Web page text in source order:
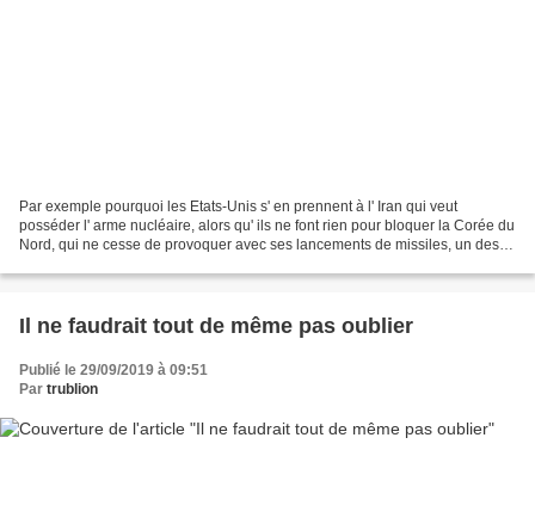
Par exemple pourquoi les Etats-Unis s' en prennent à l' Iran qui veut
posséder l' arme nucléaire, alors qu' ils ne font rien pour bloquer la Corée du
Nord, qui ne cesse de provoquer avec ses lancements de missiles, un des
Il ne faudrait tout de même pas oublier
Publié le 29/09/2019 à 09:51
Par trublion